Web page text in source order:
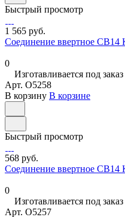
Быстрый просмотр
1 565 руб.
Соединение ввертное СВ14
0
Изготавливается под заказ
Арт. O5258
В корзину В корзине
Быстрый просмотр
568 руб.
Соединение ввертное СВ14
0
Изготавливается под заказ
Арт. O5257